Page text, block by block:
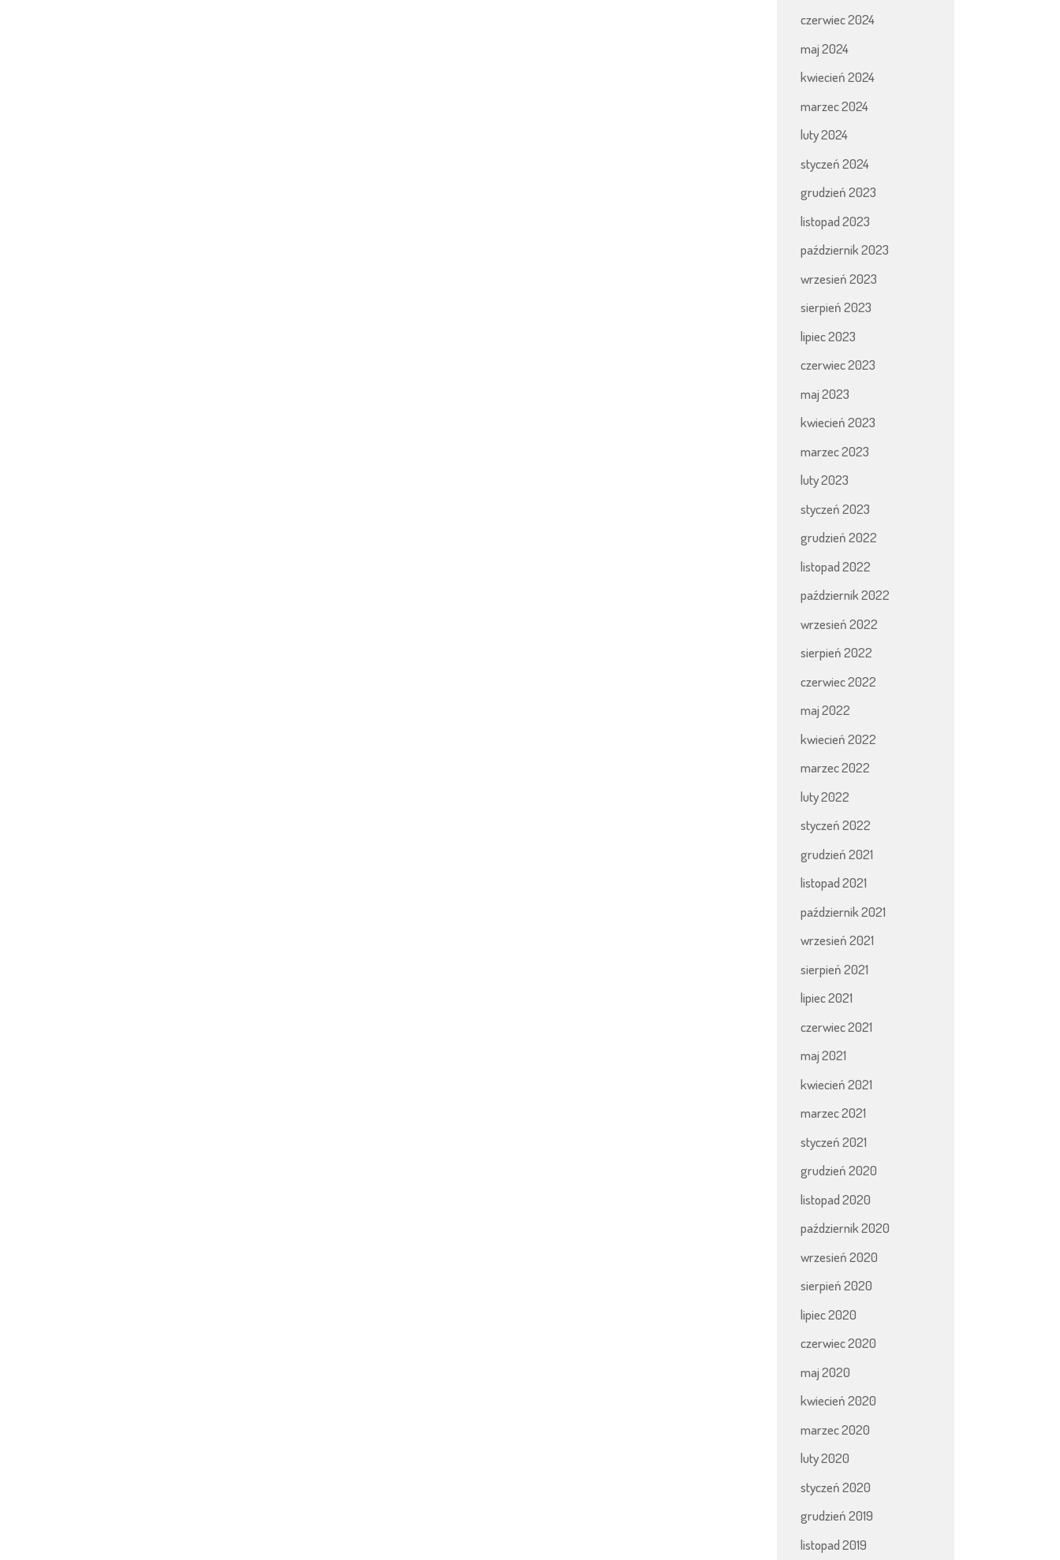
czerwiec 2024
maj 2024
kwiecień 2024
marzec 2024
luty 2024
styczeń 2024
grudzień 2023
listopad 2023
październik 2023
wrzesień 2023
sierpień 2023
lipiec 2023
czerwiec 2023
maj 2023
kwiecień 2023
marzec 2023
luty 2023
styczeń 2023
grudzień 2022
listopad 2022
październik 2022
wrzesień 2022
sierpień 2022
czerwiec 2022
maj 2022
kwiecień 2022
marzec 2022
luty 2022
styczeń 2022
grudzień 2021
listopad 2021
październik 2021
wrzesień 2021
sierpień 2021
lipiec 2021
czerwiec 2021
maj 2021
kwiecień 2021
marzec 2021
styczeń 2021
grudzień 2020
listopad 2020
październik 2020
wrzesień 2020
sierpień 2020
lipiec 2020
czerwiec 2020
maj 2020
kwiecień 2020
marzec 2020
luty 2020
styczeń 2020
grudzień 2019
listopad 2019